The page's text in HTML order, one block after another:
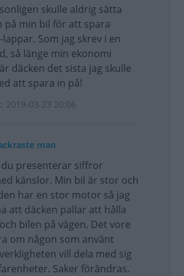
skulle aldrig sätta
på min bil för att spara
lappar. Som jag skrev i en
så länge min ekonomi
däcken det sista jag skulle
att spara in på!
2019-03-23 20:06
man
du presenterar siffror
känslor. Min bil är stor och
har en stor motor så jag
att däcken pallar att hålla
bilen på vägen. Det vore
om någon som använt
vill dela med sig
Saker förändras.